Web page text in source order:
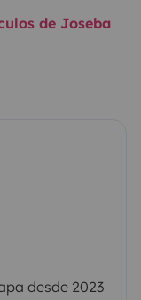
de Joseba
desde 2023